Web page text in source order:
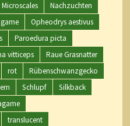
Microscales
Nachzuchten
Opheodrys aestivus
Paroedura picta
vitticeps
Raue Grasnatter
rot
Rübenschwanzgecko
Schlupf
Silkback
translucent